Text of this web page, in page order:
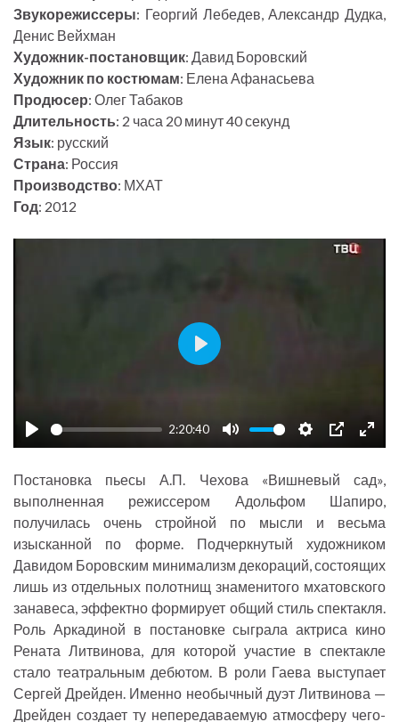
Звукорежиссеры: Георгий Лебедев, Александр Дудка,
Денис Вейхман
Художник-постановщик: Давид Боровский
Художник по костюмам: Елена Афанасьева
Продюсер: Олег Табаков
Длительность: 2 часа 20 минут 40 секунд
Язык: русский
Страна: Россия
Производство: МХАТ
Год: 2012
P
l
a
y
2:20:40
M
u
e
S
e
i
n
g
s
P
I
P
E
n
t
e
r
f
u
l
s
c
r
P
y
Постановка пьесы А.П. Чехова «Вишневый сад»,
выполненная режиссером Адольфом Шапиро,
получилась очень стройной по мысли и весьма
изысканной по форме. Подчеркнутый художником
Давидом Боровским минимализм декораций, состоящих
лишь из отдельных полотнищ знаменитого мхатовского
занавеса, эффектно формирует общий стиль спектакля.
Роль Аркадиной в постановке сыграла актриса кино
Рената Литвинова, для которой участие в спектакле
стало театральным дебютом. В роли Гаева выступает
Сергей Дрейден. Именно необычный дуэт Литвинова —
Дрейден создает ту непередаваемую атмосферу чего-